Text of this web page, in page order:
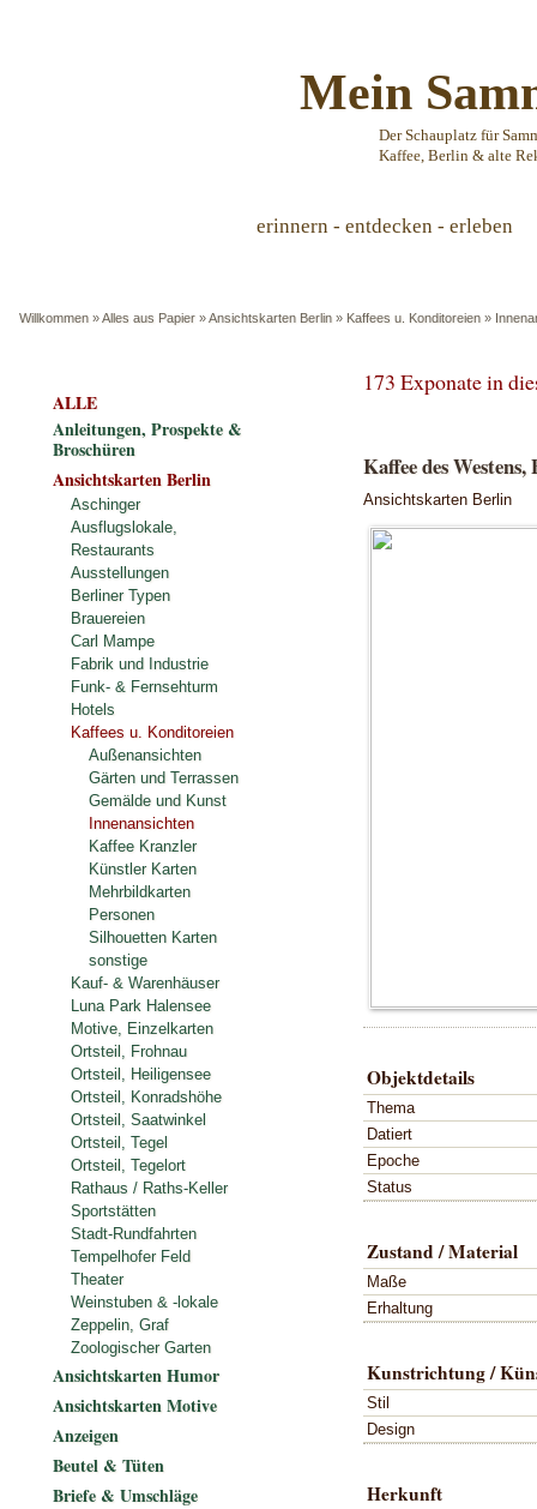
Mein
Der Schauplatz für
Kaffee, Berlin & alte
erinnern - entdecken - erleben
Willkommen »Alles aus Papier »Ansichtskarten Berlin » Kaffees u. Konditoreien »
173 Exponate in
Kaffee des
Ansichtskarten Berlin
Objektdetails
Thema
Datiert
Epoche
Status
Zustand / Material
Maße
Erhaltung
Kunstrichtung /
Stil
Design
Herkunft
ALLE
Anleitungen, Prospekte &
Broschüren
Ansichtskarten Berlin
Aschinger
Ausflugslokale,
Restaurants
Ausstellungen
Berliner Typen
Brauereien
Carl Mampe
Fabrik und Industrie
Funk- & Fernsehturm
Hotels
Kaffees u. Konditoreien
Außenansichten
Gärten und Terrassen
Gemälde und Kunst
Innenansichten
Kaffee Kranzler
Künstler Karten
Mehrbildkarten
Personen
Silhouetten Karten
sonstige
Kauf- & Warenhäuser
Luna Park Halensee
Motive, Einzelkarten
Ortsteil, Frohnau
Ortsteil, Heiligensee
Ortsteil, Konradshöhe
Ortsteil, Saatwinkel
Ortsteil, Tegel
Ortsteil, Tegelort
Rathaus / Raths-Keller
Sportstätten
Stadt-Rundfahrten
Tempelhofer Feld
Theater
Weinstuben & -lokale
Zeppelin, Graf
Zoologischer Garten
Ansichtskarten Humor
Ansichtskarten Motive
Anzeigen
Beutel & Tüten
Briefe & Umschläge